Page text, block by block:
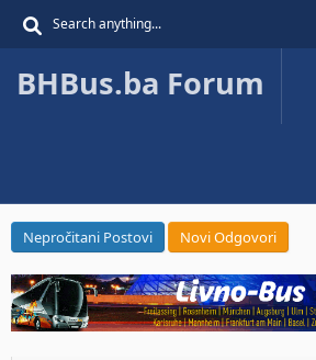
BHBus.ba Forum
Nepročitani Postovi Novi Odgovori